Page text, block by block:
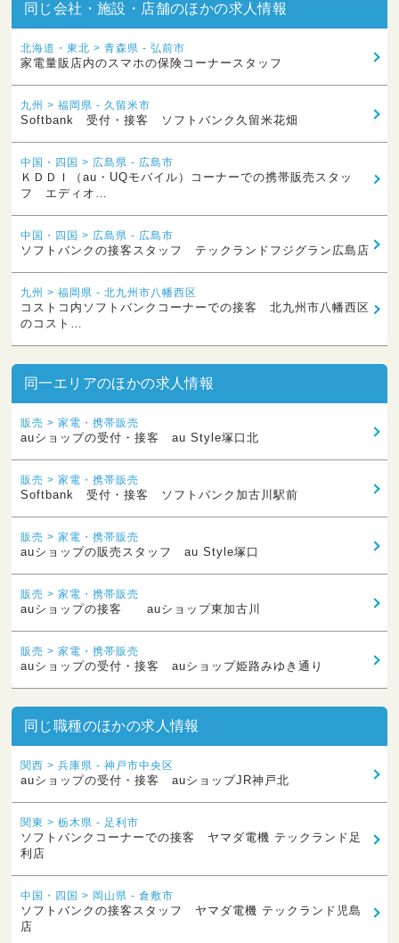
同じ会社・施設・店舗のほかの求人情報
北海道・東北 > 青森県 - 弘前市
家電量販店内のスマホの保険コーナースタッフ
九州 > 福岡県 - 久留米市
Softbank 受付・接客 ソフトバンク久留米花畑
中国・四国 > 広島県 - 広島市
ＫＤＤＩ（au・UQモバイル）コーナーでの携帯販売スタッ
フ エディオ…
中国・四国 > 広島県 - 広島市
ソフトバンクの接客スタッフ テックランドフジグラン広島店
九州 > 福岡県 - 北九州市八幡西区
コストコ内ソフトバンクコーナーでの接客 北九州市八幡西区
のコスト…
同一エリアのほかの求人情報
販売 > 家電・携帯販売
auショップの受付・接客 au Style塚口北
販売 > 家電・携帯販売
Softbank 受付・接客 ソフトバンク加古川駅前
販売 > 家電・携帯販売
auショップの販売スタッフ au Style塚口
販売 > 家電・携帯販売
auショップの接客 auショップ東加古川
販売 > 家電・携帯販売
auショップの受付・接客 auショップ姫路みゆき通り
同じ職種のほかの求人情報
関西 > 兵庫県 - 神戸市中央区
auショップの受付・接客 auショップJR神戸北
関東 > 栃木県 - 足利市
ソフトバンクコーナーでの接客 ヤマダ電機 テックランド足
利店
中国・四国 > 岡山県 - 倉敷市
ソフトバンクの接客スタッフ ヤマダ電機 テックランド児島
店